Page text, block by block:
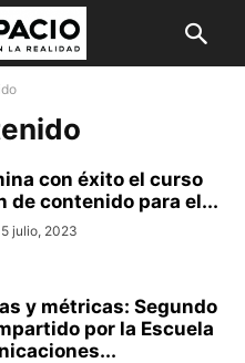
con éxito el curso
de contenido para el...
5 julio, 2023
y métricas: Segundo
por la Escuela